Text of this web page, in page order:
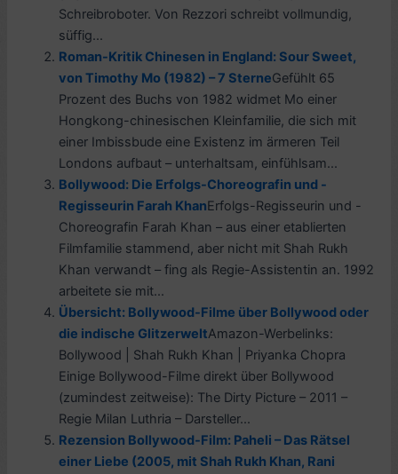
Schreibroboter. Von Rezzori schreibt vollmundig,
süffig...
Roman-Kritik Chinesen in England: Sour Sweet,
von Timothy Mo (1982) – 7 SterneGefühlt 65
Prozent des Buchs von 1982 widmet Mo einer
Hongkong-chinesischen Kleinfamilie, die sich mit
einer Imbissbude eine Existenz im ärmeren Teil
Londons aufbaut – unterhaltsam, einfühlsam...
Bollywood: Die Erfolgs-Choreografin und -
Regisseurin Farah KhanErfolgs-Regisseurin und -
Choreografin Farah Khan – aus einer etablierten
Filmfamilie stammend, aber nicht mit Shah Rukh
Khan verwandt – fing als Regie-Assistentin an. 1992
arbeitete sie mit...
Übersicht: Bollywood-Filme über Bollywood oder
die indische GlitzerweltAmazon-Werbelinks:
Bollywood | Shah Rukh Khan | Priyanka Chopra
Einige Bollywood-Filme direkt über Bollywood
(zumindest zeitweise): The Dirty Picture – 2011 –
Regie Milan Luthria – Darsteller...
Rezension Bollywood-Film: Paheli – Das Rätsel
einer Liebe (2005, mit Shah Rukh Khan, Rani